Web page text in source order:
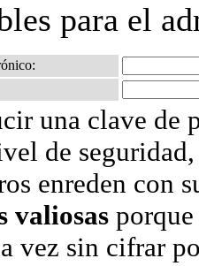
para el
una clave de
de
enreden con
valiosas
vez sin cifrar